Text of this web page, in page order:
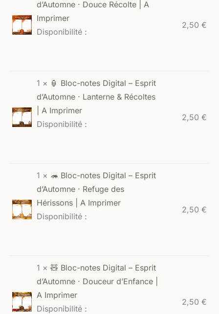
d’Automne · Douce Récolte | A
Imprimer
Disponibilité :
2,50 €
1 × 🏮 Bloc-notes Digital – Esprit
d’Automne · Lanterne & Récoltes
| A Imprimer
Disponibilité :
2,50 €
1 × 🦔 Bloc-notes Digital – Esprit
d’Automne · Refuge des
Hérissons | A Imprimer
Disponibilité :
2,50 €
1 × 🧸 Bloc-notes Digital – Esprit
d’Automne · Douceur d’Enfance |
A Imprimer
Disponibilité :
2,50 €